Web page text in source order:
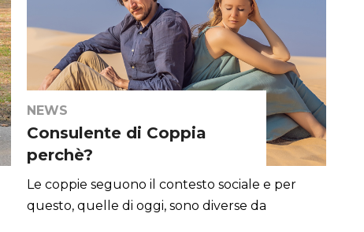
NEWS
Consulente di Coppia
perchè?
Le coppie seguono il contesto sociale e per
questo, quelle di oggi, sono diverse da